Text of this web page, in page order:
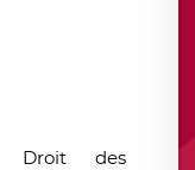
: Droit des